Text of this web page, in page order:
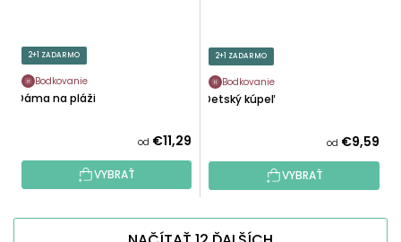
2+1 ZADARMO
Bodkovanie
Dáma na pláži
od €11,29
VYBRAŤ
2+1 ZADARMO
Bodkovanie
Detský kúpeľ
od €9,59
VYBRAŤ